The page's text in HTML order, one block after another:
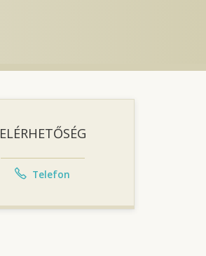
ELÉRHETŐSÉG
Telefon